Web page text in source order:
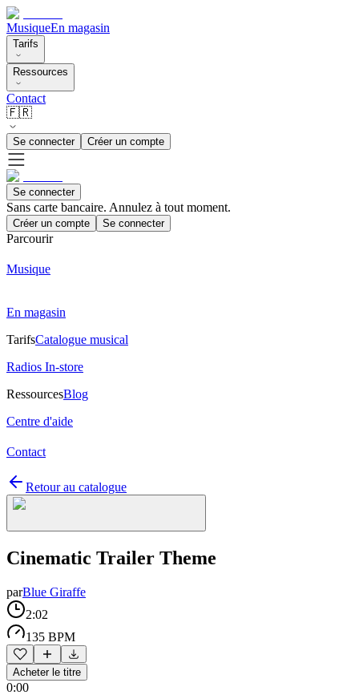
MusiqueEn magasin
Tarifs
Ressources
Contact
🇫🇷
Se connecter Créer un compte
Se connecter
Sans carte bancaire. Annulez à tout moment.
Créer un compte Se connecter
Parcourir
Musique
En magasin
TarifsCatalogue musical
Radios In-store
RessourcesBlog
Centre d'aide
Contact
Retour au catalogue
Cinematic Trailer Theme
parBlue Giraffe
2:02
135 BPM
Acheter le titre
0:00